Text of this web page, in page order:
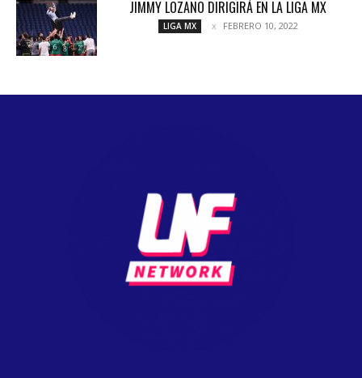
JIMMY LOZANO DIRIGIRÁ EN LA LIGA MX
LIGA MX FEBRERO 10, 2022